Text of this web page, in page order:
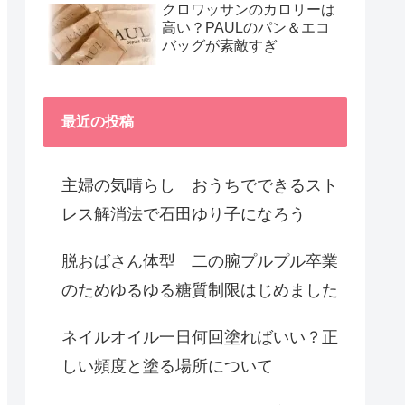
クロワッサンのカロリーは
高い？PAULのパン＆エコ
バッグが素敵すぎ
最近の投稿
主婦の気晴らし おうちでできるスト
レス解消法で石田ゆり子になろう
脱おばさん体型 二の腕プルプル卒業
のためゆるゆる糖質制限はじめました
ネイルオイル一日何回塗ればいい？正
しい頻度と塗る場所について